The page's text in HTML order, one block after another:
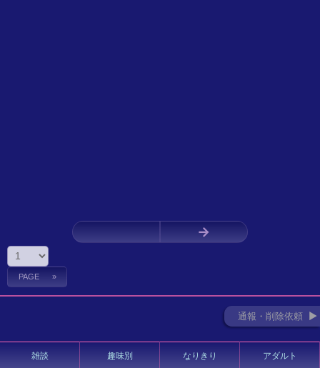
→
通報・削除依頼 ►
雑談 趣味別 なりきり アダルト